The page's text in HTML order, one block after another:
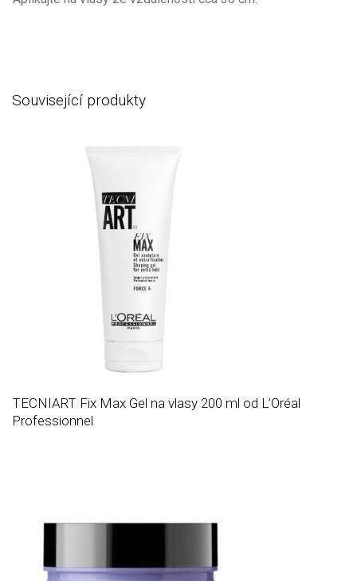
Související produkty
TECNIART Fix Max Gel na vlasy 200 ml od L’Oréal
Professionnel